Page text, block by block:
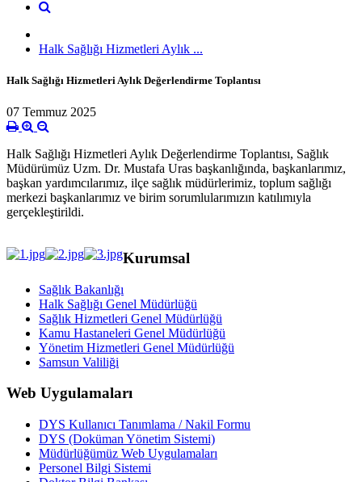
Halk Sağlığı Hizmetleri Aylık ...
Halk Sağlığı Hizmetleri Aylık Değerlendirme Toplantısı
07 Temmuz 2025
Halk Sağlığı Hizmetleri Aylık Değerlendirme Toplantısı, Sağlık
Müdürümüz Uzm. Dr. Mustafa Uras başkanlığında, başkanlarımız,
başkan yardımcılarımız, ilçe sağlık müdürlerimiz, toplum sağlığı
merkezi başkanlarımız ve birim sorumlularımızın katılımıyla
gerçekleştirildi.
Kurumsal
Sağlık Bakanlığı
Halk Sağlığı Genel Müdürlüğü
Sağlık Hizmetleri Genel Müdürlüğü
Kamu Hastaneleri Genel Müdürlüğü
Yönetim Hizmetleri Genel Müdürlüğü
Samsun Valiliği
Web Uygulamaları
DYS Kullanıcı Tanımlama / Nakil Formu
DYS (Doküman Yönetim Sistemi)
Müdürlüğümüz Web Uygulamaları
Personel Bilgi Sistemi